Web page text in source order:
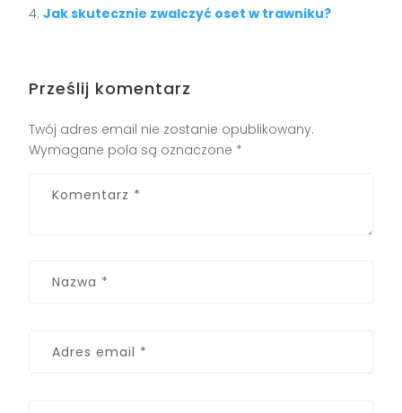
Jak skutecznie zwalczyć oset w trawniku?
Prześlij komentarz
Twój adres email nie zostanie opublikowany.
Wymagane pola są oznaczone *